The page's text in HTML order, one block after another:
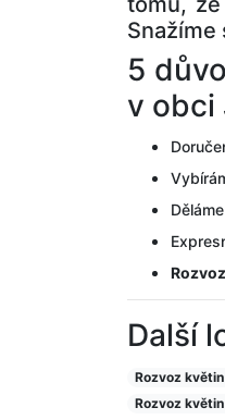
Snažíme
5
v obci
Další
Rozvoz
Rozvoz